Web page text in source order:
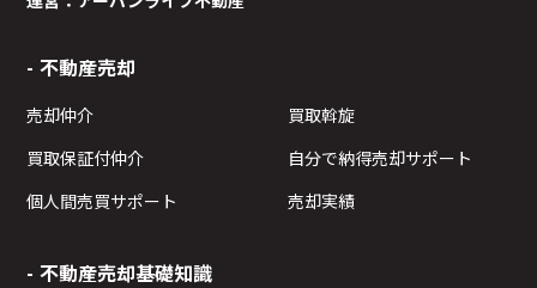
不動産売却
売却仲介
買取斡旋
買取保証付仲介
自分で納得売却サポート
個人間売買サポート
売却実績
不動産売却基礎知識